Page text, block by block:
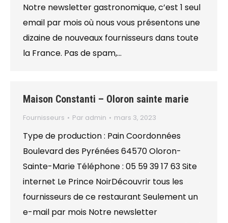
Notre newsletter gastronomique, c’est 1 seul
email par mois où nous vous présentons une
dizaine de nouveaux fournisseurs dans toute
la France. Pas de spam,…
Maison Constanti – Oloron sainte marie
Fournisseurs Par admin mars 3, 2023
Type de production : Pain Coordonnées
Boulevard des Pyrénées 64570 Oloron-
Sainte-Marie Téléphone : 05 59 39 17 63 Site
internet Le Prince NoirDécouvrir tous les
fournisseurs de ce restaurant Seulement un
e-mail par mois Notre newsletter